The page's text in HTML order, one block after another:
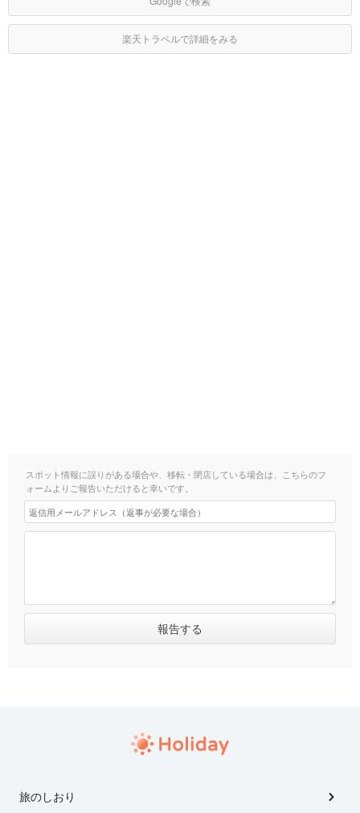
楽天トラベルで詳細をみる
スポット情報に誤りがある場合や、移転・閉店している場合は、こちらのフ
ォームよりご報告いただけると幸いです。
旅のしおり